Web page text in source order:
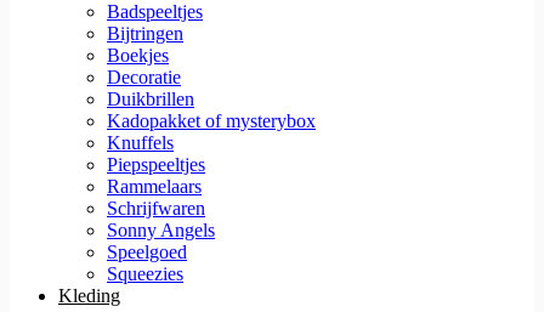
Badspeeltjes
Bijtringen
Boekjes
Decoratie
Duikbrillen
Kadopakket of mysterybox
Knuffels
Piepspeeltjes
Rammelaars
Schrijfwaren
Sonny Angels
Speelgoed
Squeezies
Kleding